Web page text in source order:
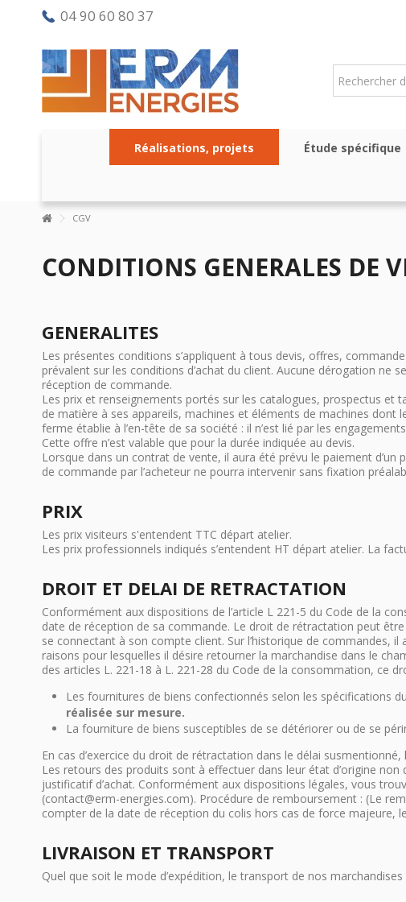
04 90 60 80 37
Réalisations, projets Étude spécifique
CGV
CONDITIONS GENERALES DE
GENERALITES
Les présentes conditions s’appliquent à tous devis, offres,
prévalent sur les conditions d’achat du client. Aucune dérogation ne
réception de commande.
Les prix et renseignements portés sur les catalogues, prospectus et
de matière à ses appareils, machines et éléments de machines dont
ferme établie à l’en-tête de sa société : il n’est lié par les
Cette offre n’est valable que pour la durée indiquée au devis.
Lorsque dans un contrat de vente, il aura été prévu le paiement
de commande par l’acheteur ne pourra intervenir sans fixation
PRIX
Les prix visiteurs s'entendent TTC départ atelier.
Les prix professionnels indiqués s’entendent HT départ atelier. La
DROIT ET DELAI DE RETRACTATION
Conformément aux dispositions de l’article L 221-5 du Code de la
date de réception de sa commande. Le droit de rétractation peut
se connectant à son compte client. Sur l’historique de commandes,
raisons pour lesquelles il désire retourner la marchandise dans le
des articles L. 221-18 à L. 221-28 du Code de la consommation, ce
Les fournitures de biens confectionnés selon les spécifications
réalisée sur mesure.
La fourniture de biens susceptibles de se détériorer ou de se
En cas d’exercice du droit de rétractation dans le délai
Les retours des produits sont à effectuer dans leur état d’origine
justificatif d’achat. Conformément aux dispositions légales, vous
(contact@erm-energies.com). Procédure de remboursement : (Le
compter de la date de réception du colis hors cas de force majeure,
LIVRAISON ET TRANSPORT
Quel que soit le mode d’expédition, le transport de nos